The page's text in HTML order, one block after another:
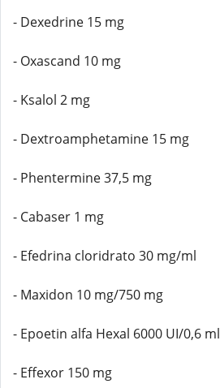
- Dexedrine 15 mg
- Oxascand 10 mg
- Ksalol 2 mg
- Dextroamphetamine 15 mg
- Phentermine 37,5 mg
- Cabaser 1 mg
- Efedrina cloridrato 30 mg/ml
- Maxidon 10 mg/750 mg
- Epoetin alfa Hexal 6000 UI/0,6 ml
- Effexor 150 mg